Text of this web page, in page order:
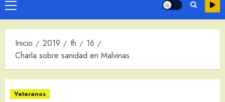
Menú
principal
Inicio 2019 th
16
Charla sobre sanidad en Malvinas
Veteranos